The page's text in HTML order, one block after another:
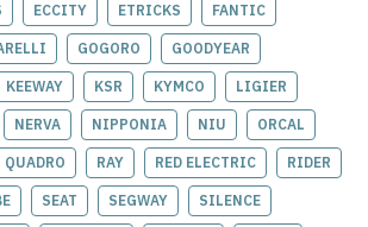
ECCITY ETRICKS FANTIC
GOGORO GOODYEAR
KEEWAY KSR KYMCO LIGIER
NERVA NIPPONIA NIU ORCAL
QUADRO RAY RED ELECTRIC RIDER
SEAT SEGWAY SILENCE